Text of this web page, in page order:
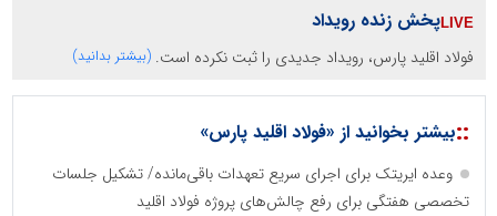
پخش زنده رویداد
فولاد اقلید پارس، رویداد جدیدی را ثبت نکرده است. (بیشتر بدانید)
::بیشتر بخوانید از «فولاد اقلید پارس»
وعده ایریتک برای اجرای سریع تعهدات باقی‌مانده/ تشکیل جلسات
تخصصی هفتگی برای رفع چالش‌های پروژه فولاد اقلید